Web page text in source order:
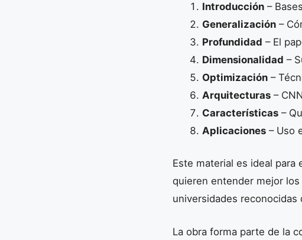
Introducción –
Generalización –
Profundidad – El
Dimensionalidad –
Optimización –
Arquitecturas –
Características –
Aplicaciones – Uso
Este material es ideal
quieren entender mejor
universidades
La obra forma parte de la